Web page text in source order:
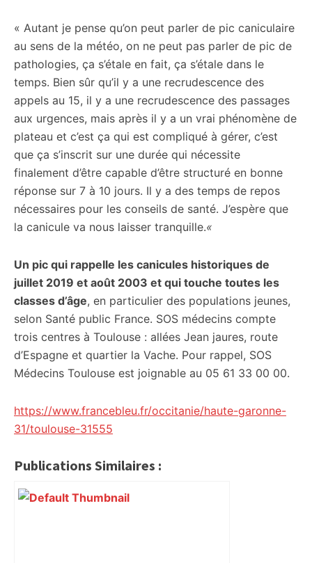
« Autant je pense qu’on peut parler de pic caniculaire
au sens de la météo, on ne peut pas parler de pic de
pathologies, ça s’étale en fait, ça s’étale dans le
temps. Bien sûr qu’il y a une recrudescence des
appels au 15, il y a une recrudescence des passages
aux urgences, mais après il y a un vrai phénomène de
plateau et c’est ça qui est compliqué à gérer, c’est
que ça s’inscrit sur une durée qui nécessite
finalement d’être capable d’être structuré en bonne
réponse sur 7 à 10 jours. Il y a des temps de repos
nécessaires pour les conseils de santé. J’espère que
la canicule va nous laisser tranquille.«
Un pic qui rappelle les canicules historiques de
juillet 2019 et août 2003 et qui touche toutes les
classes d’âge, en particulier des populations jeunes,
selon Santé public France. SOS médecins compte
trois centres à Toulouse : allées Jean jaures, route
d’Espagne et quartier la Vache. Pour rappel, SOS
Médecins Toulouse est joignable au 05 61 33 00 00.
https://www.francebleu.fr/occitanie/haute-garonne-
31/toulouse-31555
Publications Similaires :